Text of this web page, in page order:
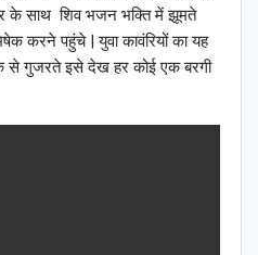
के साथ शिव भजन भक्ति में झूमते
करने पहुंचे | युवा कावंरियों का यह
से गुजरते इसे देख हर कोई एक बरगी